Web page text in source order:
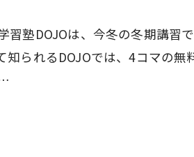
習塾DOJOは、今冬の冬期講習
知られるDOJOでは、4コマの